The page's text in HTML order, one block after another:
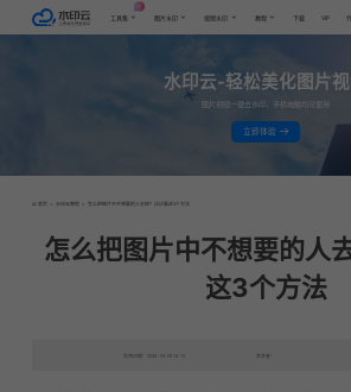
工具集 图片水印 视频水印 教程 下载 VIP
水印云-轻松美化图片
图片视频一键去水印，手机电脑均可使用
立即体验
首页 > 水印云教程 > 怎么把图片中不想要的人去掉？试试看这3个方法
怎么把图片中不想要的人
这3个方法
发布日期：2024-03-05 14:12 发表者：